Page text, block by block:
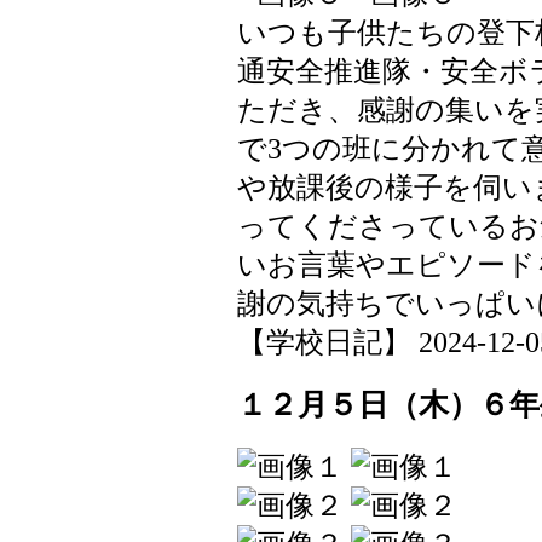
いつも子供たちの登
通安全推進隊・安全
ただき、感謝の集い
で3つの班に分かれて
や放課後の様子を伺
ってくださっている
いお言葉やエピソー
謝の気持ちでいっぱ
【学校日記】 2024-12-
１２月５日（木）６